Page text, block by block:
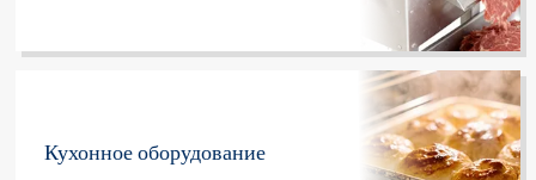
Кухонное оборудование